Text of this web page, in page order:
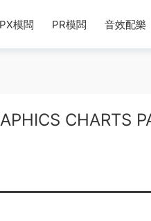
模闆 PR模闆 音效配樂
CHARTS